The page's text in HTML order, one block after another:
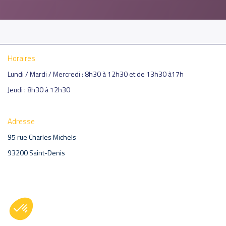
Horaires
Lundi / Mardi / Mercredi : 8h30 à 12h30 et de 13h30 à17h
Jeudi : 8h30 à 12h30
Adresse
95 rue Charles Michels
93200 Saint-Denis